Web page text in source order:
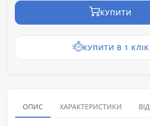
КУПИТИ
КУПИТИ В 1 КЛІК
ОПИС ХАРАКТЕРИСТИКИ